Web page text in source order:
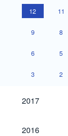
12 11
9 8
6 5
3 2
2017
2017
2016
2016